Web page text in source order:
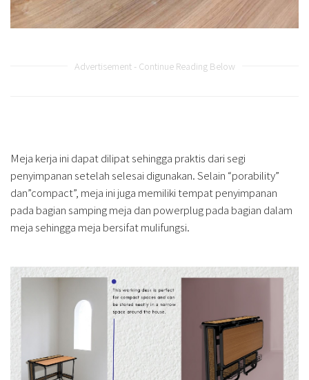
Advertisement - Continue Reading Below
Meja kerja ini dapat dilipat sehingga praktis dari segi
penyimpanan setelah selesai digunakan. Selain “porability”
dan”compact”, meja ini juga memiliki tempat penyimpanan
pada bagian samping meja dan powerplug pada bagian dalam
meja sehingga meja bersifat mulifungsi.